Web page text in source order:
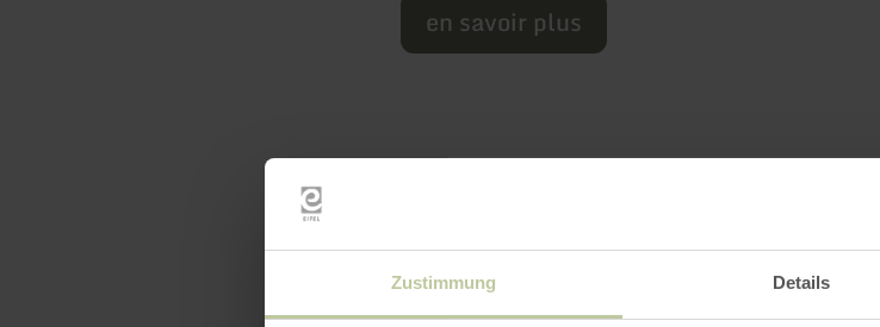
Zustimmung Details
en savoir plus